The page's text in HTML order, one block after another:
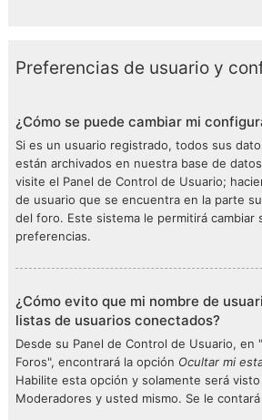
Preferencias de usuario y
¿Cómo se puede cambiar mi
Si es un usuario registrado, todos sus
están archivados en nuestra base de
visite el Panel de Control de Usuario;
de usuario que se encuentra en la parte
del foro. Este sistema le permitirá cambiar
preferencias.
¿Cómo evito que mi nombre de
listas de usuarios conectados?
Desde su Panel de Control de Usuario, en
Foros", encontrará la opción Ocultar mi
Habilite esta opción y solamente será
Moderadores y usted mismo. Se le